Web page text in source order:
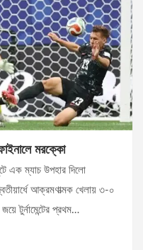
মরক্কো
এক ম্যাচ উপহার দিলো
আক্রমণাত্মক খেলায় ৩-০
টুর্নামেন্টের প্রথম…